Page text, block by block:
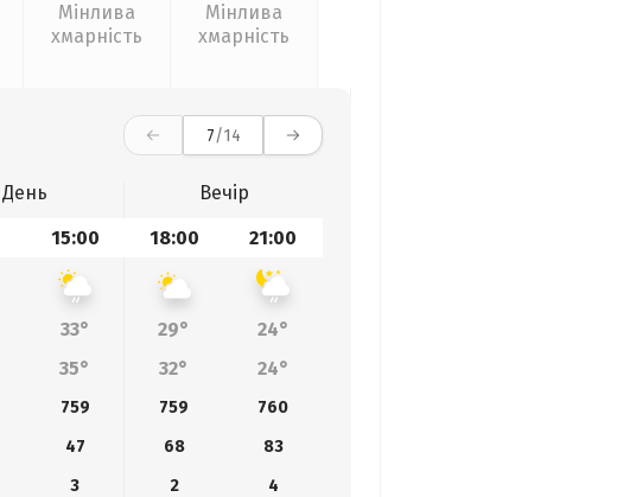
Мінлива
хмарність
Мінлива
хмарність
7/14
День
Вечір
15:00 18:00 21:00
33° 29°
24°
35° 32° 24°
759 759
760
47 68
83
3 2
4